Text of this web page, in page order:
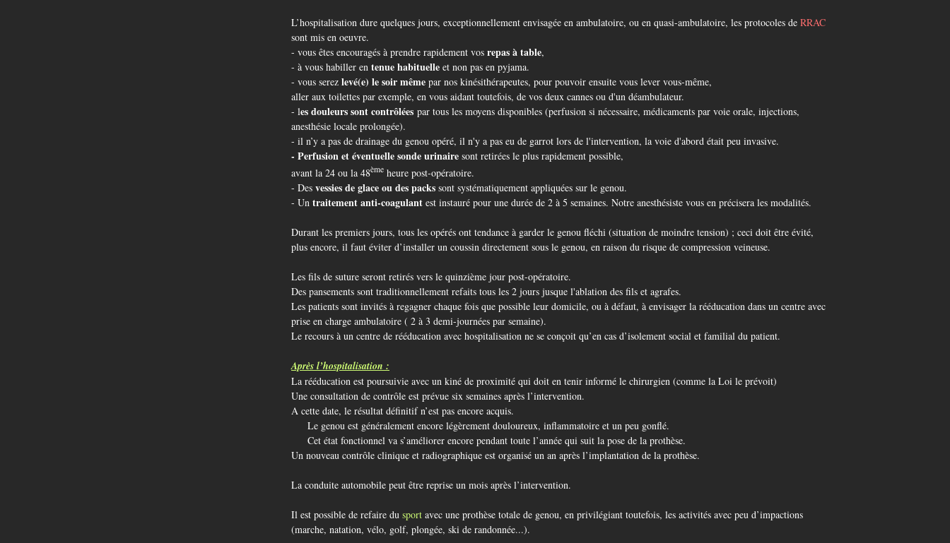
L’hospitalisation dure quelques jours, exceptionnellement envisagée en ambulatoire, ou en quasi-ambulatoire, les protocoles de RRAC
sont mis en oeuvre.
- vous êtes encouragés à prendre rapidement vos repas à table,
- à vous habiller en tenue habituelle et non pas en pyjama.
- vous serez levé(e) le soir même par nos kinésithérapeutes, pour pouvoir ensuite vous lever vous-même,
aller aux toilettes par exemple, en vous aidant toutefois, de vos deux cannes ou d'un déambulateur.
- lesdouleurs sont contrôlées par tous les moyens disponibles (perfusion si nécessaire, médicaments par voie orale, injections,
anesthésie locale prolongée).
- il n’y a pas de draina ge du genou opéré, il n'y a pas eu de garrot lors de l'intervention, la voie d'abord était peu invasive.
- Perfusionet éventuelle sonde urinaire sont retirées le plus rapidement possible,
avant la 24 ou la 48ème heure post-opératoire.
- Des vessies de glace ou des packs sont systématiquement appliquées sur le genou.
- Un traitement anti-coagulant est instauré pour une durée de 2 à 5 semaines. Notre anesthésiste vous en précisera les modalités.
Durant les premiers jours, tous les opérés ont tendance à garder le genou fléchi (situation de moindre tension) ; ceci doit être évité,
plus encore, il faut éviter d’installer un coussin directement sous le genou, en raison du risque de compression veineuse.
Les fils de suture seront retirés vers le quinzième jour post-opératoire.
Des pansements sont traditionnellement refaits tous les 2 jours jusque l'ablation des fils et agrafes.
Les patients sont invités à regagner chaque fois que possible leur domicile, ou à défaut, à envisager la rééducation dans un centre avec
prise en charge ambulatoire ( 2 à 3 demi-journées par semaine).
Le recours à un centre de rééducation avec hospitalisation ne se conçoit qu’en cas d’isolement social et familial du patient.
Après l’hospitalisation :
La rééducation est poursuivie avec un kiné de proximité qui doit en tenir informé le chirurgien (comme la Loi le prévoit)
Une consultation de contrôle est prévue six semaines après l’intervention.
A cette date, le résultat définitif n’est pas encore acquis.
Le genou est généralement encore légèrement douloureux, inflammatoire et un peu gonflé.
Cet état fonctionnel va s’améliorer encore pendant toute l’année qui suit la pose de la prothèse.
Un nouveau contrôle clinique et radiographique est organisé un an après l’implantation de la prothèse.
La conduite automobile peut être reprise un mois après l’intervention.
Il est possible de refaire du sport avec une prothèse totale de genou, en privilégiant toutefois, les activités avec peu d’impactions
(marche, natation, vélo, golf, plongée, ski de randonnée...).